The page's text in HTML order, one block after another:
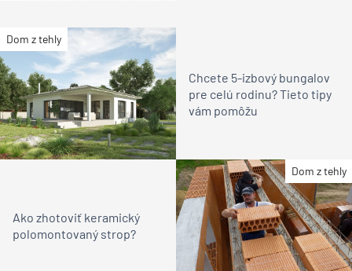
Dom z tehly
Chcete 5-izbový bungalov
pre celú rodinu? Tieto tipy
vám pomôžu
Dom z tehly
Ako zhotoviť keramický
polomontovaný strop?